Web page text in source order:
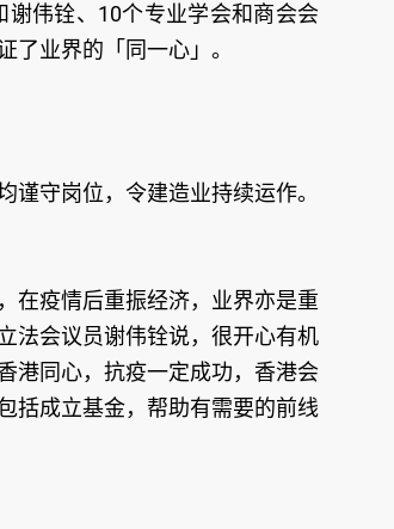
伟铨、10个专业学会和商会会
业界的「同一心」。
守岗位，令建造业持续运作。
在疫情后重振经济，业界亦是重
法会议员谢伟铨说，很开心有机
港同心，抗疫一定成功，香港会
括成立基金，帮助有需要的前线